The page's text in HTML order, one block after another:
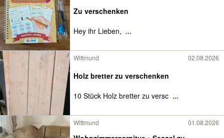
Zu verschenken
Hey ihr Lieben, ...
Wittmund 02.08.2026
Holz bretter zu verschenken
10 Stück Holz bretter zu versc ...
Wittmund 01.08.2026